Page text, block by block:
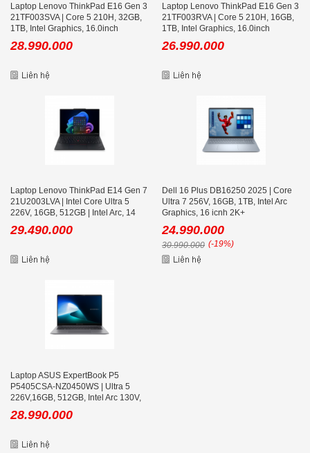
Laptop Lenovo ThinkPad E16 Gen 3
21TF003SVA | Core 5 210H, 32GB,
1TB, Intel Graphics, 16.0inch
WUXGA, NO OS
28.990.000
Laptop Lenovo ThinkPad E16 Gen 3
21TF003RVA | Core 5 210H, 16GB,
1TB, Intel Graphics, 16.0inch
WUXGA, NO OS
26.990.000
Laptop Lenovo ThinkPad E14 Gen 7
21U2003LVA | Intel Core Ultra 5
226V, 16GB, 512GB | Intel Arc, 14
inch WUXGA IPS, No OS
29.490.000
Dell 16 Plus DB16250 2025 | Core
Ultra 7 256V, 16GB, 1TB, Intel Arc
Graphics, 16 icnh 2K+
24.990.000
30.990.000 (-19%)
Laptop ASUS ExpertBook P5
P5405CSA-NZ0450WS | Ultra 5
226V,16GB, 512GB, Intel Arc 130V,
28.990.000